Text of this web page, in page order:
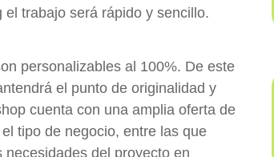
trabajo será rápido y sencillo.
personalizables al 100%. De este
el punto de originalidad y
cuenta con una amplia oferta de
tipo de negocio, entre las que
del proyecto en